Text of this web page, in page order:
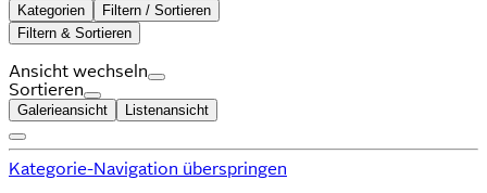
Kategorien
Filtern / Sortieren
Filtern & Sortieren
Ansicht wechseln
Sortieren
Galerieansicht Listenansicht
Kategorie-Navigation überspringen